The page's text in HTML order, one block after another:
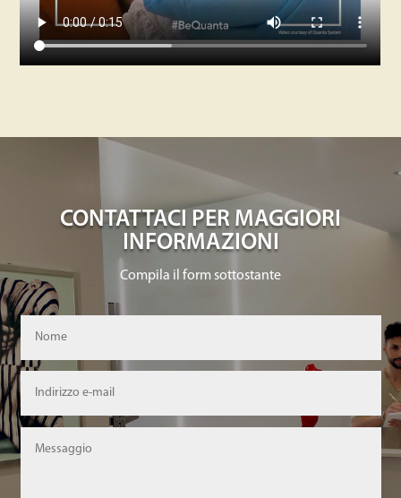
CONTATTACI PER MAGGIORI
INFORMAZIONI
Compila il form sottostante